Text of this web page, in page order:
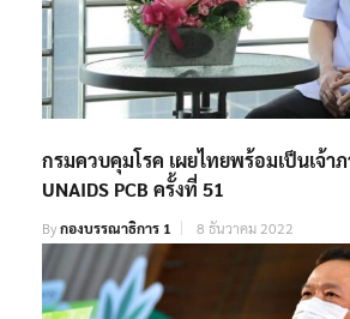
กรมควบคุมโรค เผยไทยพร้อมเป็นเจ้า
UNAIDS PCB ครั้งที่ 51
Byกองบรรณาธิการ 1 8 ธันวาคม 2022